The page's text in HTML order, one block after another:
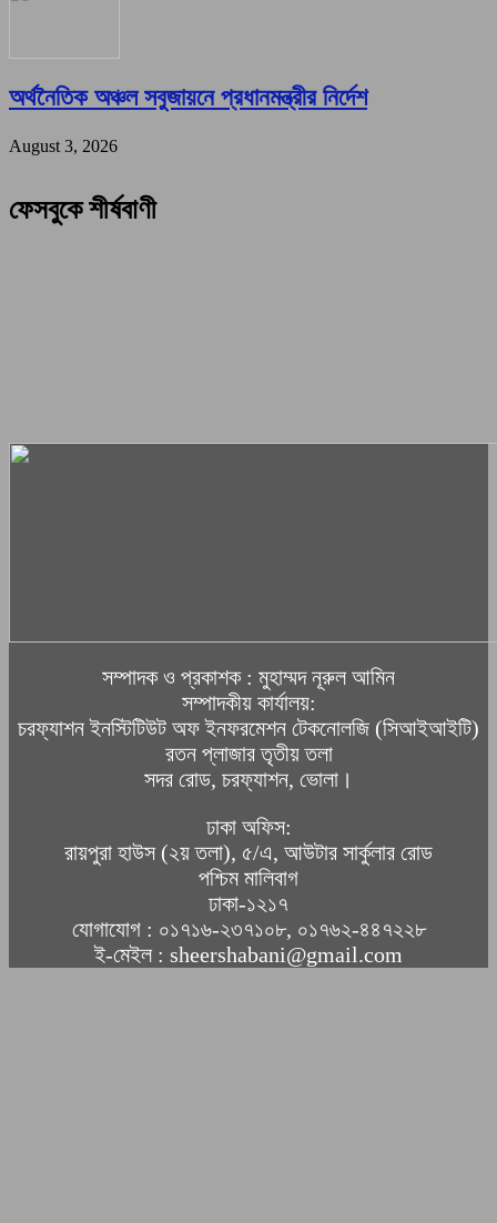
অর্থনৈতিক অঞ্চল সবুজায়নে প্রধানমন্ত্রীর নির্দেশ
August 3, 2026
ফেসবুকে শীর্ষবাণী
সম্পাদক ও প্রকাশক : মুহাম্মদ নূরুল আমিন
সম্পাদকীয় কার্যালয়:
চরফ্যাশন ইনস্টিটিউট অফ ইনফরমেশন টেকনোলজি (সিআইআইটি)
রতন প্লাজার তৃতীয় তলা
সদর রোড, চরফ্যাশন, ভোলা।
ঢাকা অফিস:
রায়পুরা হাউস (২য় তলা), ৫/এ, আউটার সার্কুলার রোড
পশ্চিম মালিবাগ
ঢাকা-১২১৭
যোগাযোগ : ০১৭১৬-২৩৭১০৮, ০১৭৬২-৪৪৭২২৮
ই-মেইল : sheershabani@gmail.com